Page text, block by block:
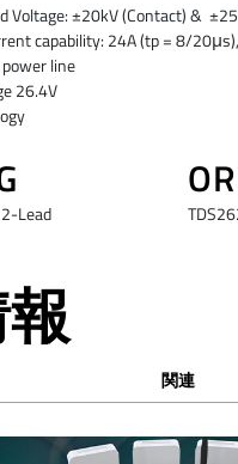
Voltage: ±20kV (Contact) &
capability: 24A (tp = 8/
line
26.4V
Lead
関連